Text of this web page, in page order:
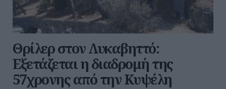
Θρίλερ στον Λυκαβηττό:
Εξετάζεται η διαδρομή της
57χρονης από την Κυψέλη